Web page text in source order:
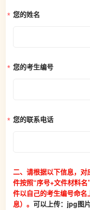
您的姓名
您的考生编号
您的联系电话
二、请根据以下信息，
件按照“序号+文件材料
件以自己的考生编号命
息）。 可以上传：jpg图